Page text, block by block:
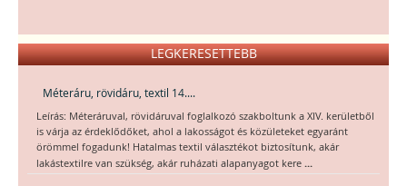
LEGKERESETTEBB
Méteráru, rövidáru, textil 14....
Leírás: Méteráruval, rövidáruval foglalkozó szakboltunk a XIV. kerületből
is várja az érdeklődőket, ahol a lakosságot és közületeket egyaránt
örömmel fogadunk! Hatalmas textil választékot biztosítunk, akár
lakástextilre van szükség, akár ruházati alapanyagot kere ...